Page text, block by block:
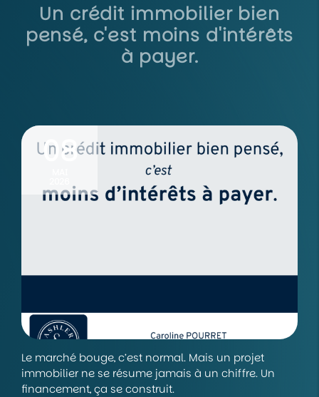
Un crédit immobilier bien
pensé, c'est moins d'intérêts
à payer.
08
Le marché bouge, c’est normal. Mais un projet
immobilier ne se résume jamais à un chiffre. Un
financement, ça se construit.